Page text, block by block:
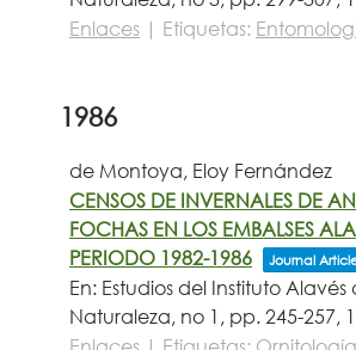
Enlaces | Etiquetas:
1986
de Montoya, Eloy Fernández
CENSOS DE INVERNALES DE
FOCHAS EN LOS EMBALSES
PERIODO 1982-1986
Journal
En: Estudios del Instituto Alavés
Naturaleza, no 1, pp. 245-257,